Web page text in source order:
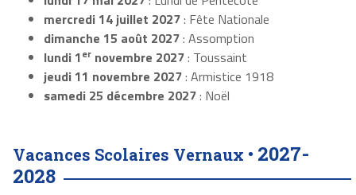
mercredi 14 juillet 2027: Fête Nationale
dimanche 15 août 2027: Assomption
lundi 1er novembre 2027: Toussaint
jeudi 11 novembre 2027: Armistice 1918
samedi 25 décembre 2027: Noël
Vacances Scolaires Vernaux • 2027-
2028